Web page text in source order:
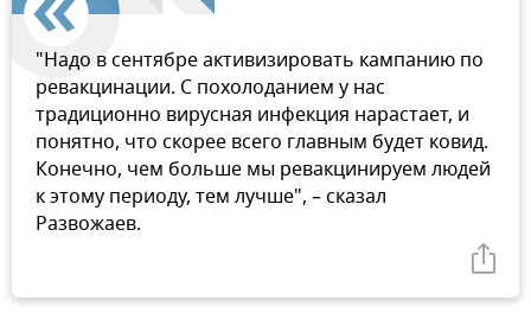
"Надо в сентябре активизировать кампанию по
ревакцинации. С похолоданием у нас
традиционно вирусная инфекция нарастает, и
понятно, что скорее всего главным будет ковид.
Конечно, чем больше мы ревакцинируем людей
к этому периоду, тем лучше", – сказал
Развожаев.